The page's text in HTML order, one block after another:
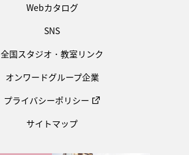
Webカタログ
SNS
全国スタジオ・教室リンク
オンワードグループ企業
プライバシーポリシー
サイトマップ